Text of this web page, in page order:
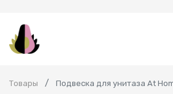
Товары Подвеска для унитаза At